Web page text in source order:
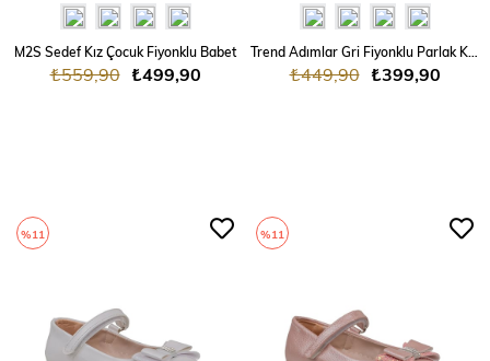
M2S Sedef Kız Çocuk Fiyonklu Babet
₺499,90
₺559,90 ₺399,90
₺449,90
%11 %11